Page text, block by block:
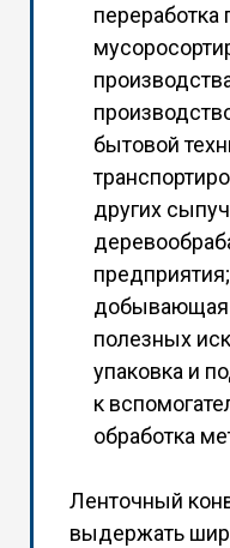
переработка
бытовой
других
предприятия;
добывающая
полезных
упаковка и
к
обработка
Ленточный
выдержать